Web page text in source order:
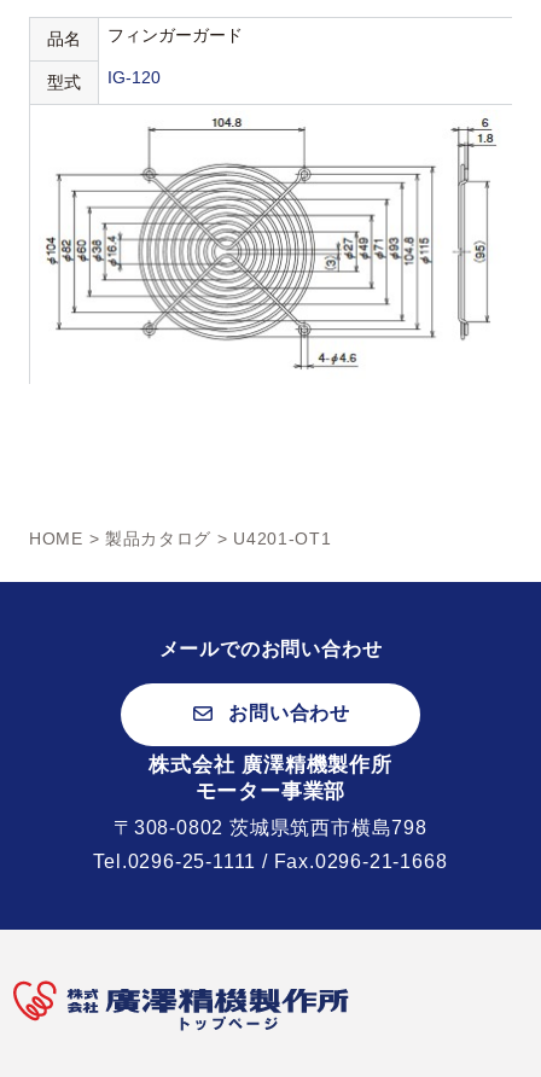
品名 フィンガーガード
型式 IG-120
HOME > 製品カタログ > U4201-OT1
メールでのお問い合わせ
お問い合わせ
株式会社 廣澤精機製作所
モーター事業部
〒308-0802 茨城県筑西市横島798
Tel.0296-25-1111 / Fax.0296-21-1668